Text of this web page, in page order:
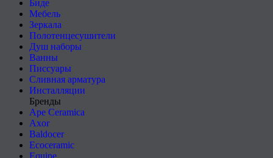
Биде
Мебель
Зеркала
Полотенцесушители
Душ наборы
Ванны
Писсуары
Сливная арматура
Инсталляции
Бренды
Ape Ceramica
Axor
Baldocer
Ecoceramic
Equipe